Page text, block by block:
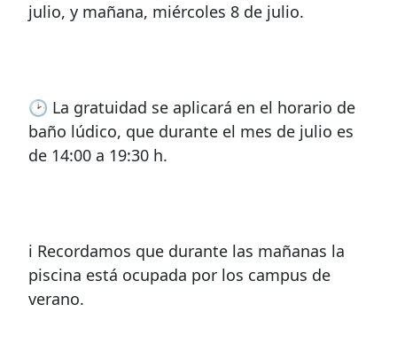
julio, y mañana, miércoles 8 de julio.
🕑 La gratuidad se aplicará en el horario de
baño lúdico, que durante el mes de julio es
de 14:00 a 19:30 h.
ℹ️ Recordamos que durante las mañanas la
piscina está ocupada por los campus de
verano.